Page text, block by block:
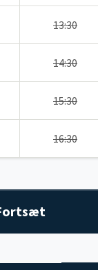
13:30
14:30
15:30
16:30